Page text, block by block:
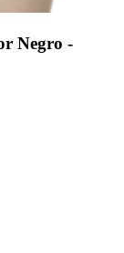
Negro -